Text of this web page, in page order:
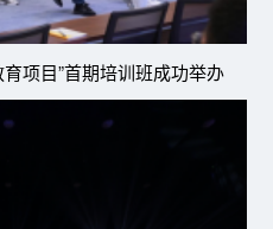
项目”首期培训班成功举办